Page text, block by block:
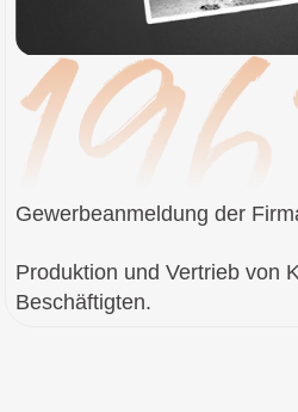
Gewerbeanmeldung der
Produktion und Vertrieb von
Beschäftigten.